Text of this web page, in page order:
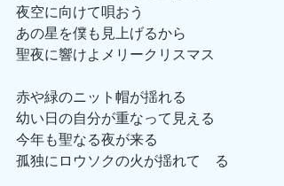
夜空に向けて唄おう
あの星を僕も見上げるから
聖夜に響けよメリークリスマス
赤や緑のニット帽が揺れる
幼い日の自分が重なって見える
今年も聖なる夜が来る
孤独にロウソクの火が揺れて　る